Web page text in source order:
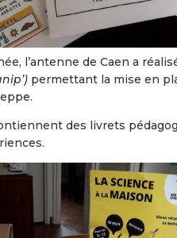
l’antenne de Caen a
permettant la mise en
des livrets